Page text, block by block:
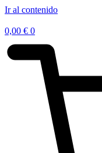
Ir al contenido
0,00 € 0